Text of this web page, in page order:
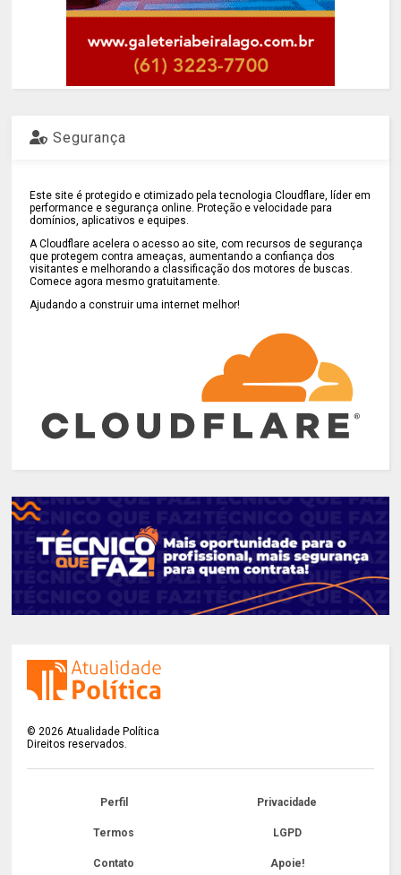
Segurança
Este site é protegido e otimizado pela tecnologia Cloudflare, líder em
performance e segurança online. Proteção e velocidade para
domínios, aplicativos e equipes.
A Cloudflare acelera o acesso ao site, com recursos de segurança
que protegem contra ameaças, aumentando a confiança dos
visitantes e melhorando a classificação dos motores de buscas.
Comece agora mesmo gratuitamente.
Ajudando a construir uma internet melhor!
©2026 Atualidade Política
Direitos reservados.
Perfil Privacidade
Termos LGPD
Contato Apoie!